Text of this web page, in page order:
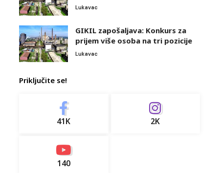
Lukavac
GIKIL zapošaljava: Konkurs za
prijem više osoba na tri pozicije
Lukavac
Priključite se!
41K 2K
140